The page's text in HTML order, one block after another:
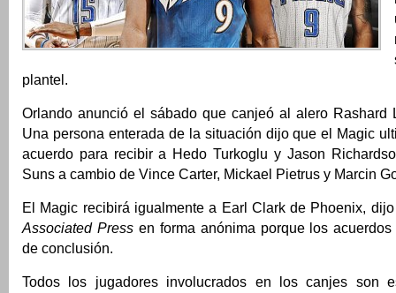
plantel.
Orlando anunció el sábado que canjeó al alero Rashard
Una persona enterada de la situación dijo que el Magic
acuerdo para recibir a Hedo Turkoglu y Jason
Suns a cambio de Vince Carter, Mickael Pietrus y Marcin
El Magic recibirá igualmente a Earl Clark de Phoenix,
Associated Pressen forma anónima porque los acuerdos
de conclusión.
Todos los jugadores involucrados en los canjes son